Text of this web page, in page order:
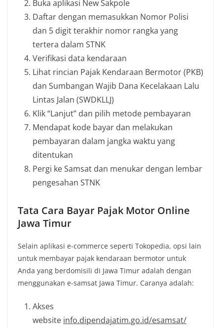
Buka aplikasi New Sakpole
Daftar dengan memasukkan Nomor Polisi
dan 5 digit terakhir nomor rangka yang
tertera dalam STNK
Verifikasi data kendaraan
Lihat rincian Pajak Kendaraan Bermotor (PKB)
dan Sumbangan Wajib Dana Kecelakaan Lalu
Lintas Jalan (SWDKLLJ)
Klik “Lanjut” dan pilih metode pembayaran
Mendapat kode bayar dan melakukan
pembayaran dalam jangka waktu yang
ditentukan
Pergi ke Samsat dan menukar dengan lembar
pengesahan STNK
Tata Cara Bayar Pajak Motor Online
Jawa Timur
Selain aplikasi e-commerce seperti Tokopedia, opsi lain
untuk membayar pajak kendaraan bermotor untuk
Anda yang berdomisili di Jawa Timur adalah dengan
menggunakan e-samsat Jawa Timur. Caranya adalah:
Akses
website info.dipendajatim.go.id/esamsat/